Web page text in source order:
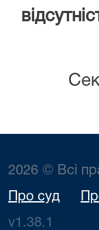
2026 © Всі
Про суд
v1.38.1